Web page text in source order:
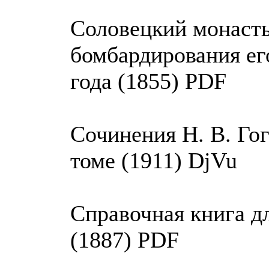
Соловецкий
бомбардирования
года (1855) PDF
Сочинения Н. В.
томе (1911) DjVu
Справочная книга
(1887) PDF